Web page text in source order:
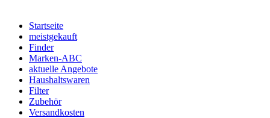
Startseite
meistgekauft
Finder
Marken-ABC
aktuelle Angebote
Haushaltswaren
Filter
Zubehör
Versandkosten